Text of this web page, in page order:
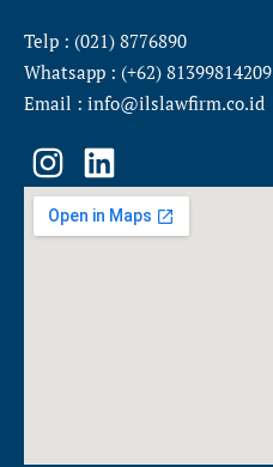
Telp : (021) 8776890
Whatsapp : (+62) 81399814209
Email : info@ilslawfirm.co.id
I
n
s
L
i
n